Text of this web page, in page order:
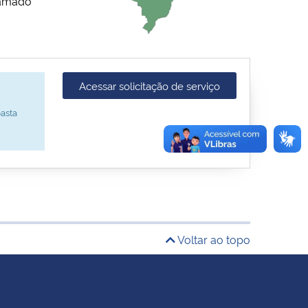
Acessar solicitação de serviço
Voltar ao topo